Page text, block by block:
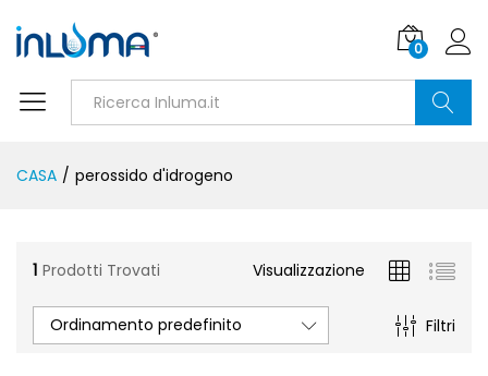
0
CASA / perossido d'idrogeno
1 Prodotti Trovati Visualizzazione
Filtri
Ordinamento predefinito